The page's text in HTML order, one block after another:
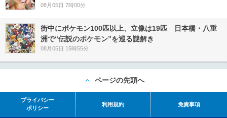
08月05日 7時00分
街中にポケモン100匹以上、立像は19匹 日本橋・八重
洲で“伝説のポケモン”を巡る謎解き
08月05日 15時55分
ページの先頭へ
プライバシー
ポリシー
利用規約 免責事項